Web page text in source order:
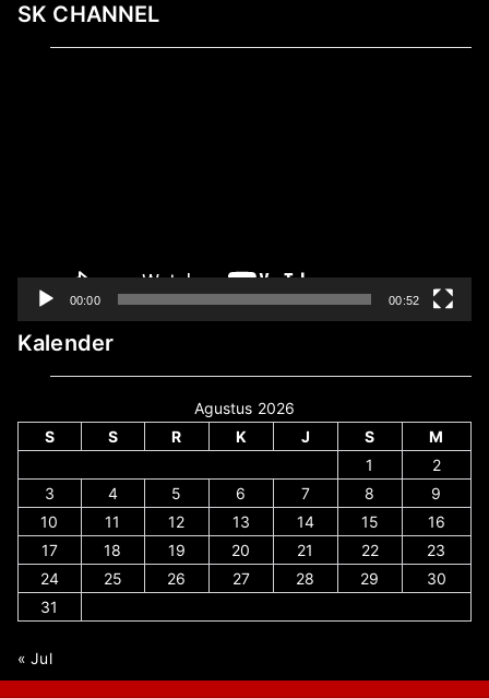
SK CHANNEL
00:00 00:52
Kalender
Agustus 2026
S
S R K J S
M
1
2
3
4 5 6 7 8
9
10
11 12 13 14 15
16
17
18 19 20 21 22
23
24
25 26 27 28 29
30
31
« Jul